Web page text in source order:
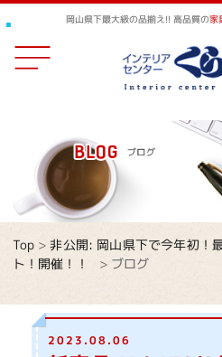
岡山県下最大級の品揃え!! 高品質の家
Top >非公開: 岡山県下で今年初！
ト！開催！！
> ブログ
2023.08.06